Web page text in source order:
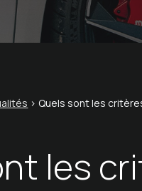
> Quels sont les
les